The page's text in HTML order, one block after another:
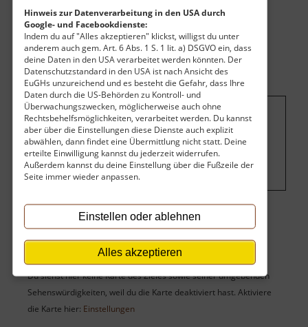
Hinweis zur Datenverarbeitung in den USA durch
Google- und Facebookdienste:
Indem du auf "Alles akzeptieren" klickst, willigst du unter
anderem auch gem. Art. 6 Abs. 1 S. 1 lit. a) DSGVO ein, dass
deine Daten in den USA verarbeitet werden könnten. Der
Datenschutzstandard in den USA ist nach Ansicht des
EuGHs unzureichend und es besteht die Gefahr, dass Ihre
Daten durch die US-Behörden zu Kontroll- und
Überwachungszwecken, möglicherweise auch ohne
Rechtsbehelfsmöglichkeiten, verarbeitet werden. Du kannst
aber über die Einstellungen diese Dienste auch explizit
abwählen, dann findet eine Übermittlung nicht statt. Deine
erteilte Einwilligung kannst du jederzeit widerrufen.
Außerdem kannst du deine Einstellung über die Fußzeile der
Seite immer wieder anpassen.
Einstellen oder ablehnen
Alles akzeptieren
Um dieses Projekt zu finanzieren, wird
hier Werbung eingeblendet.Cookie-
Einstellungen ändern.
Karte
Du siehst hier keine Karte des Zieles sowie seiner umgebenden
Sehenswürdigkeiten, weil du die Karte deaktiviert hast. Aktiviere
die Karte hier: Einstellungen